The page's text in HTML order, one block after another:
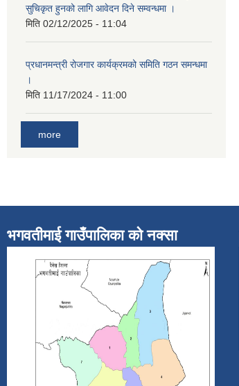
सुचिकृत हुनको लागि आवेदन दिने सम्वन्धमा ।
मिति 02/12/2025 - 11:04
प्रधानमन्त्री रोजगार कार्यक्रमको समिति गठन समन्धमा
।
मिति 11/17/2024 - 11:00
more
भगवतीमाई गाउँपालिका को नक्सा